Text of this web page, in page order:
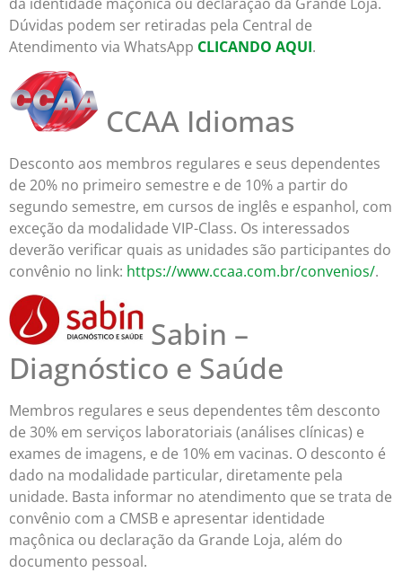
Dúvidas podem ser retiradas pela Central de
Atendimento via WhatsApp CLICANDO AQUI.
CCAA Idiomas
Desconto aos membros regulares e seus dependentes
de 20% no primeiro semestre e de 10% a partir do
segundo semestre, em cursos de inglês e espanhol, com
exceção da modalidade VIP-Class. Os interessados
deverão verificar quais as unidades são participantes do
convênio no link: https://www.ccaa.com.br/convenios/.
Sabin –
Diagnóstico e Saúde
Membros regulares e seus dependentes têm desconto
de 30% em serviços laboratoriais (análises clínicas) e
exames de imagens, e de 10% em vacinas. O desconto é
dado na modalidade particular, diretamente pela
unidade. Basta informar no atendimento que se trata de
convênio com a CMSB e apresentar identidade
maçônica ou declaração da Grande Loja, além do
documento pessoal.